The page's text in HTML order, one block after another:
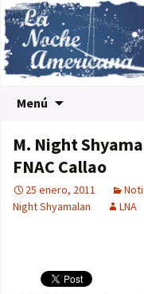
Menú
M. Night
FNAC Callao
25 enero, 2011
Night Shyamalan
LNA